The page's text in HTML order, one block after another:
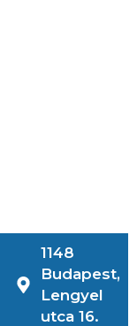
1148
Budapest,
Lengyel
utca 16.